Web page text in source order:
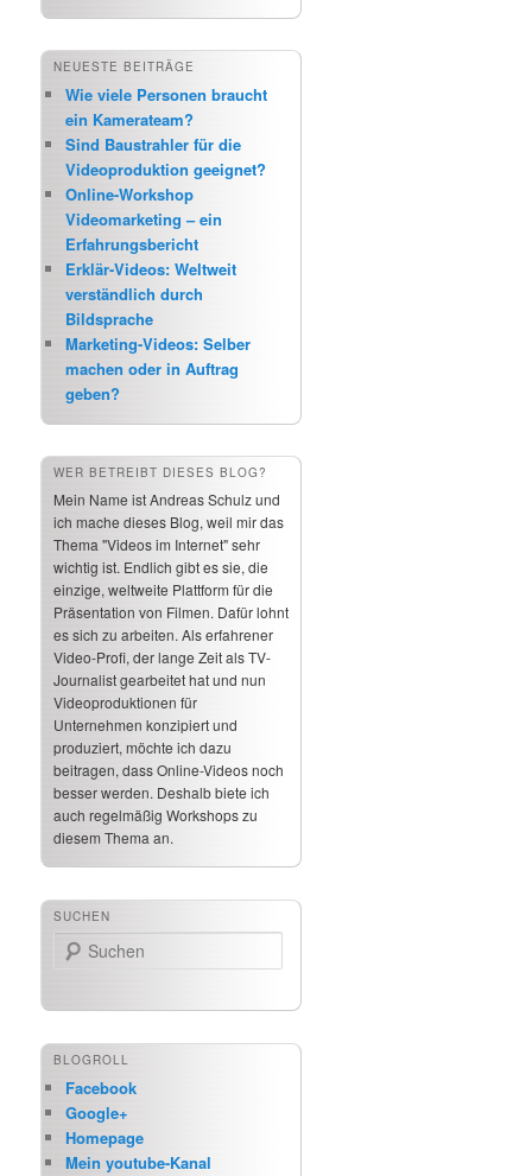
NEUESTE BEITRÄGE
Wie viele Personen braucht
ein Kamerateam?
Sind Baustrahler für die
Videoproduktion geeignet?
Online-Workshop
Videomarketing – ein
Erfahrungsbericht
Erklär-Videos: Weltweit
verständlich durch
Bildsprache
Marketing-Videos: Selber
machen oder in Auftrag
geben?
WER BETREIBT DIESES BLOG?
Mein Name ist Andreas Schulz und
ich mache dieses Blog, weil mir das
Thema "Videos im Internet" sehr
wichtig ist. Endlich gibt es sie, die
einzige, weltweite Plattform für die
Präsentation von Filmen. Dafür lohnt
es sich zu arbeiten. Als erfahrener
Video-Profi, der lange Zeit als TV-
Journalist gearbeitet hat und nun
Videoproduktionen für
Unternehmen konzipiert und
produziert, möchte ich dazu
beitragen, dass Online-Videos noch
besser werden. Deshalb biete ich
auch regelmäßig Workshops zu
diesem Thema an.
SUCHEN
Suchen
BLOGROLL
Facebook
Google+
Homepage
Mein youtube-Kanal